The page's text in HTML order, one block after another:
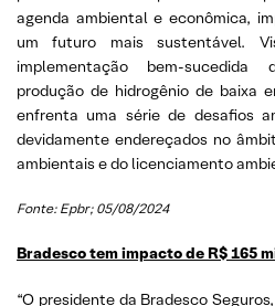
agenda ambiental e econômica,
um futuro mais sustentável.
implementação bem-sucedida
produção de hidrogênio de baixa
enfrenta uma série de desafios
devidamente endereçados no
ambientais e do licenciamento
Fonte: Epbr; 05/08/2024
Bradesco tem impacto de R$ 165
“O presidente da Bradesco